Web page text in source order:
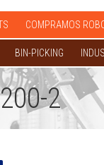
COMPRAMOS
BIN-PICKING
2